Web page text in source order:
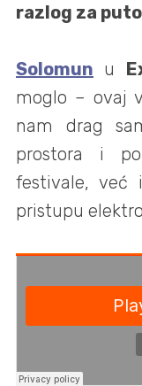
razlog za
Solomun u
moglo – ovaj
nam drag
prostora i
festivale, već
pristupu